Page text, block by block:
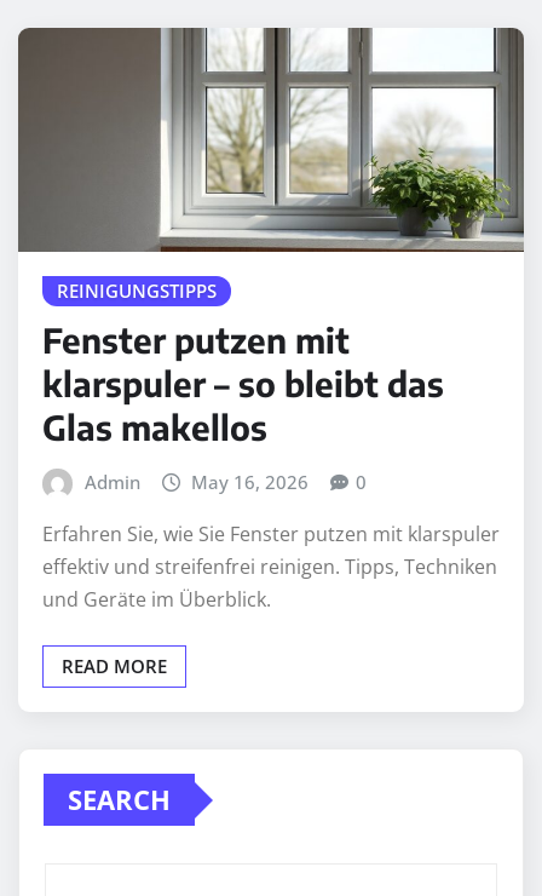
REINIGUNGSTIPPS
Fenster putzen mit
klarspuler – so bleibt das
Glas makellos
Admin May 16, 2026 0
Erfahren Sie, wie Sie Fenster putzen mit klarspuler
effektiv und streifenfrei reinigen. Tipps, Techniken
und Geräte im Überblick.
READ MORE
SEARCH